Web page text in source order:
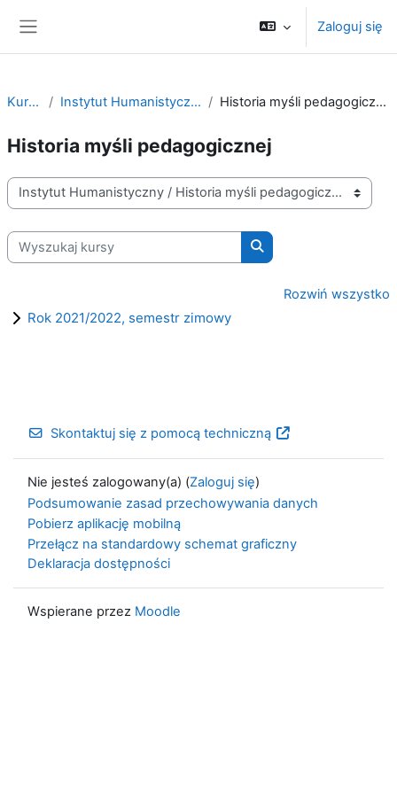
Zaloguj się
Kursy Instytut Humanistyczny Historia myśli pedagogicznej
Historia myśli pedagogicznej
Kategorie kursów
Wyszukaj kursy
Wyszukaj kursy
Rozwiń wszystko
Rok 2021/2022, semestr zimowy
Skontaktuj się z pomocą techniczną
Nie jesteś zalogowany(a) (Zaloguj się)
Podsumowanie zasad przechowywania danych
Pobierz aplikację mobilną
Przełącz na standardowy schemat graficzny
Deklaracja dostępności
Wspierane przez Moodle